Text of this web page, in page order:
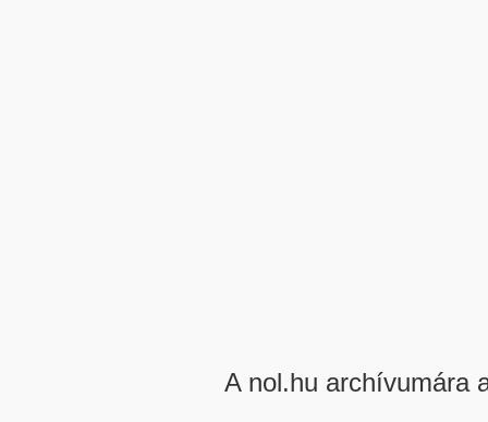
A nol.hu archívumára